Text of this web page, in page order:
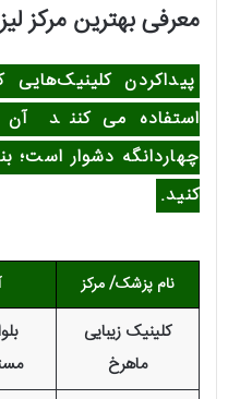
معرفی بهترین مرکز
پیداکردن کلینیک‌هایی
استفاده می کنن د
چهاردانگه دشوار است؛
کنید.
نام پزشک/ مرکز
کلینیک زیبایی
ماهرخ